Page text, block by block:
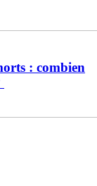
: combien